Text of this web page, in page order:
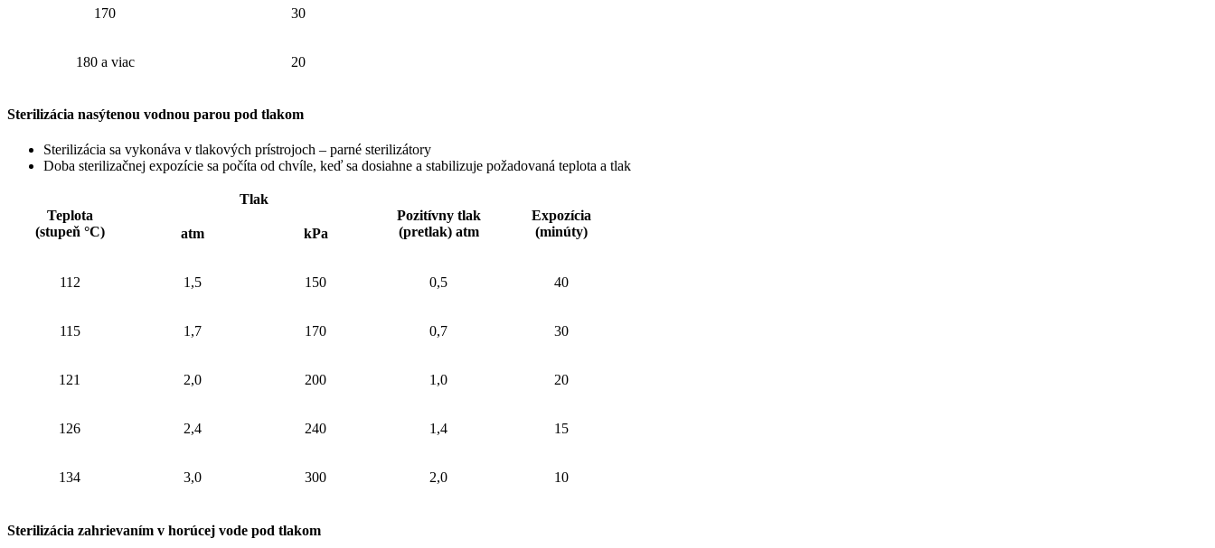
170 30
180 a viac 20
Sterilizácia nasýtenou vodnou parou pod tlakom
Sterilizácia sa vykonáva v tlakových prístrojoch – parné sterilizátory
Doba sterilizačnej expozície sa počíta od chvíle, keď sa dosiahne a stabilizuje požadovaná teplota a tlak
Teplota
(stupeň °C)
Tlak
Pozitívny tlak
(pretlak) atm
Expozícia
(minúty)
atm kPa
112 1,5 150 0,5 40
115 1,7 170 0,7 30
121 2,0 200 1,0 20
126 2,4 240 1,4 15
134 3,0 300 2,0 10
Sterilizácia zahrievaním v horúcej vode pod tlakom